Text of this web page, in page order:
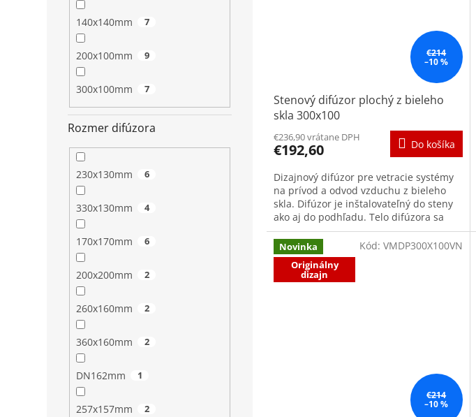
140x140mm 7
200x100mm 9
300x100mm 7
Rozmer difúzora
230x130mm 6
330x130mm 4
170x170mm 6
200x200mm 2
260x160mm 2
360x160mm 2
DN162mm 1
257x157mm 2
€214
–10 %
Stenový difúzor plochý z bieleho
skla 300x100
€236,90 vrátane DPH
€192,60 Do košíka
Dizajnový difúzor pre vetracie systémy
na prívod a odvod vzduchu z bieleho
skla. Difúzor je inštalovateľný do steny
ako aj do podhľadu. Telo difúzora sa
skladá z rámu s...
Novinka
Originálny
dizajn
€214
–10 %
Kód: VMDP300X100VN